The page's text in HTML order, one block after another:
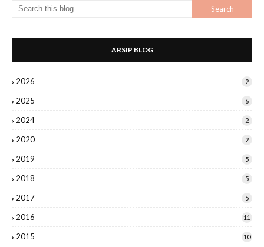
ARSIP BLOG
2026 2
2025 6
2024 2
2020 2
2019 5
2018 5
2017 5
2016 11
2015 10